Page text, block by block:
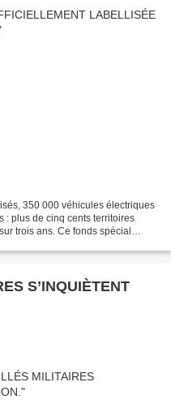
350 000 véhicules électriques
: plus de cinq cents territoires
trois ans. Ce fonds spécial
S’INQUIÈTENT